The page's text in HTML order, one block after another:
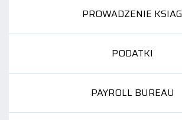
PROWADZENIE KSIAG
PODATKI
PAYROLL BUREAU